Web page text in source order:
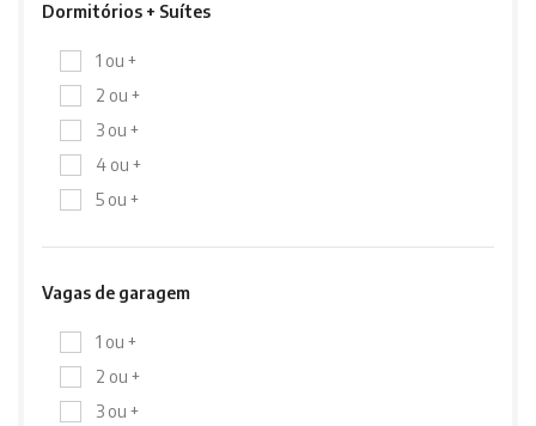
Dormitórios + Suítes
1 ou +
2 ou +
3 ou +
4 ou +
5 ou +
Vagas de garagem
1 ou +
2 ou +
3 ou +